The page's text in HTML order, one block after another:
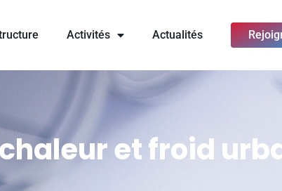
Activités Actualités
et froid